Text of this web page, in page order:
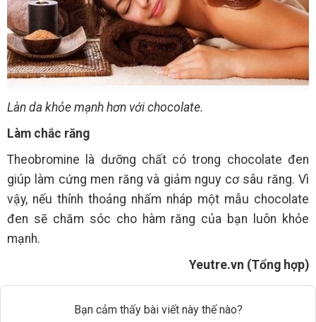
Làn da khỏe mạnh hơn với chocolate.
Làm chắc răng
Theobromine là dưỡng chất có trong chocolate đen
giúp làm cứng men răng và giảm nguy cơ sâu răng. Vì
vậy, nếu thỉnh thoảng nhấm nháp một mẫu chocolate
đen sẽ chăm sóc cho hàm răng của bạn luôn khỏe
mạnh.
Yeutre.vn (Tổng hợp)
Bạn cảm thấy bài viết này thế nào?